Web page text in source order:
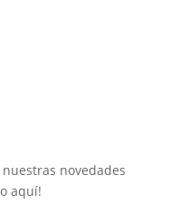
novedades
aquí!